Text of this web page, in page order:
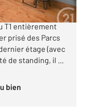
Century 21
T1 entièrement
prisé des Parcs
étage (avec
de standing, il ...
bien